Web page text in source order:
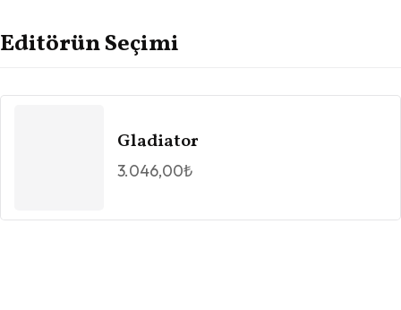
Editörün Seçimi
Gladiator
3.046,00₺